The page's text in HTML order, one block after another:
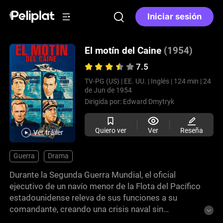
Iniciar sesión
Ver tráiler
El motín del Caine (1954)
7.5
TV-PG (US) | EE. UU. | Inglés | 124 min | 24
de Jun de 1954
Dirigida por: Edward Dmytryk
Quiero ver Ver Reseña
Guerra Drama
Durante la Segunda Guerra Mundial, el oficial
ejecutivo de un navío menor de la Flota del Pacífico
estadounidense releva de sus funciones a su
comandante, creando una crisis naval sin